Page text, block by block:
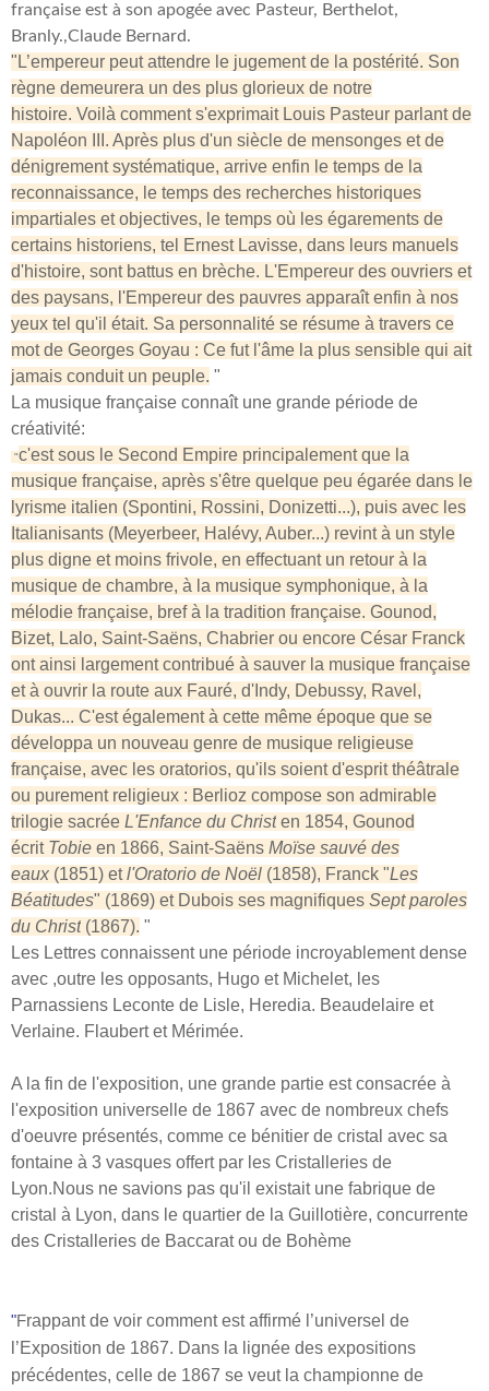
française est à son apogée avec Pasteur, Berthelot,
Branly.,Claude Bernard.
"L’empereur peut attendre le jugement de la postérité. Son
règne demeurera un des plus glorieux de notre
histoire. Voilà comment s'exprimait Louis Pasteur parlant de
Napoléon III. Après plus d'un siècle de mensonges et de
dénigrement systématique, arrive enfin le temps de la
reconnaissance, le temps des recherches historiques
impartiales et objectives, le temps où les égarements de
certains historiens, tel Ernest Lavisse, dans leurs manuels
d'histoire, sont battus en brèche. L'Empereur des ouvriers et
des paysans, l'Empereur des pauvres apparaît enfin à nos
yeux tel qu'il était. Sa personnalité se résume à travers ce
mot de Georges Goyau : Ce fut l'âme la plus sensible qui ait
jamais conduit un peuple. "
La musique française connaît une grande période de
créativité:
"c'est sous le Second Empire principalement que la
musique française, après s'être quelque peu égarée dans le
lyrisme italien (Spontini, Rossini, Donizetti...), puis avec les
Italianisants (Meyerbeer, Halévy, Auber...) revint à un style
plus digne et moins frivole, en effectuant un retour à la
musique de chambre, à la musique symphonique, à la
mélodie française, bref à la tradition française. Gounod,
Bizet, Lalo, Saint-Saëns, Chabrier ou encore César Franck
ont ainsi largement contribué à sauver la musique française
et à ouvrir la route aux Fauré, d'Indy, Debussy, Ravel,
Dukas... C'est également à cette même époque que se
développa un nouveau genre de musique religieuse
française, avec les oratorios, qu'ils soient d'esprit théâtrale
ou purement religieux : Berlioz compose son admirable
trilogie sacrée L'Enfance du Christ en 1854, Gounod
écrit Tobie en 1866, Saint-Saëns Moïse sauvé des
eaux (1851) etl'Oratorio de Noël (1858), Franck "Les
Béatitudes" (1869) et Dubois ses magnifiques Sept paroles
du Christ (1867). "
Les Lettres connaissent une période incroyablement dense
avec ,outre les opposants, Hugo et Michelet, les
Parnassiens Leconte de Lisle, Heredia. Beaudelaire et
Verlaine. Flaubert et Mérimée.
A la fin de l'exposition, une grande partie est consacrée à
l'exposition universelle de 1867 avec de nombreux chefs
d'oeuvre présentés, comme ce bénitier de cristal avec sa
fontaine à 3 vasques offert par les Cristalleries de
Lyon.Nous ne savions pas qu'il existait une fabrique de
cristal à Lyon, dans le quartier de la Guillotière, concurrente
des Cristalleries de Baccarat ou de Bohème
"Frappant de voir comment est affirmé l’universel de
l’Exposition de 1867. Dans la lignée des expositions
précédentes, celle de 1867 se veut la championne de